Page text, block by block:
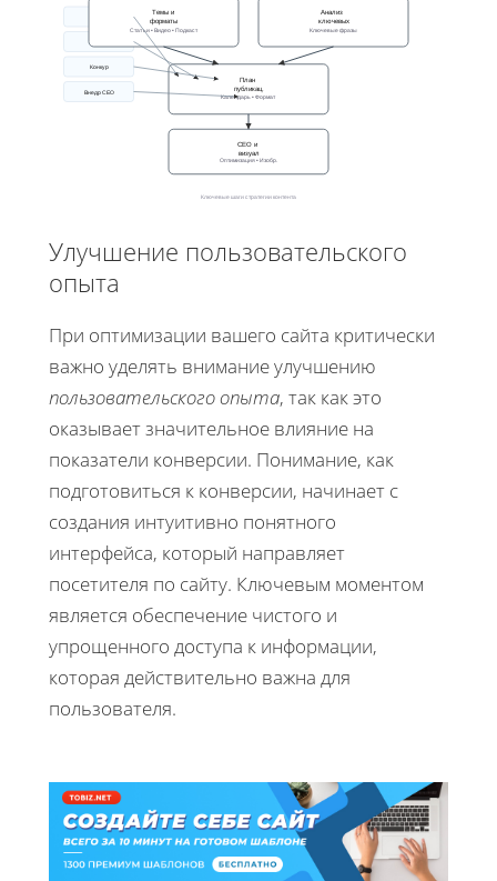
Конкур
Внедр СЕО
Темы и
форматы
Статьи • Видео • Подкаст
Анализ
ключевых
Ключевые фразы
План
публикац.
Календарь • Формат
СЕО и
визуал
Оптимизация • Изобр.
Ключевые шаги стратегии контента
Улучшение пользовательского
опыта
При оптимизации вашего сайта критически
важно уделять внимание улучшению
пользовательского опыта, так как это
оказывает значительное влияние на
показатели конверсии. Понимание, как
подготовиться к конверсии, начинает с
создания интуитивно понятного
интерфейса, который направляет
посетителя по сайту. Ключевым моментом
является обеспечение чистого и
упрощенного доступа к информации,
которая действительно важна для
пользователя.